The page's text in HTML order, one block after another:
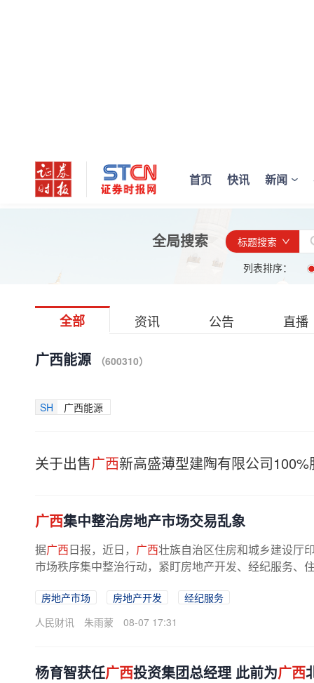
首页 快讯 新闻
全局搜索
标题搜索
列表排序：
全部 资讯 公告 直播
广西能源 （600310）
SH 广西能源
关于出售广西新高盛薄型建陶有限公司
广西集中整治房地产市场交易乱象
据广西日报，近日， 广西壮族自治区住房和城乡建设厅
市场秩序集中整治行动，紧盯房地产开发、经纪服务、
房地产市场 房地产开发
经纪服务
人民财讯
朱雨蒙 08-07 17:31
杨育智获任广西投资集团总经理 此前为广西